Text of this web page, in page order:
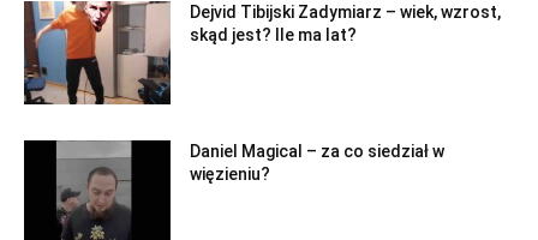
Dejvid Tibijski Zadymiarz – wiek, wzrost,
skąd jest? Ile ma lat?
Daniel Magical – za co siedział w
więzieniu?